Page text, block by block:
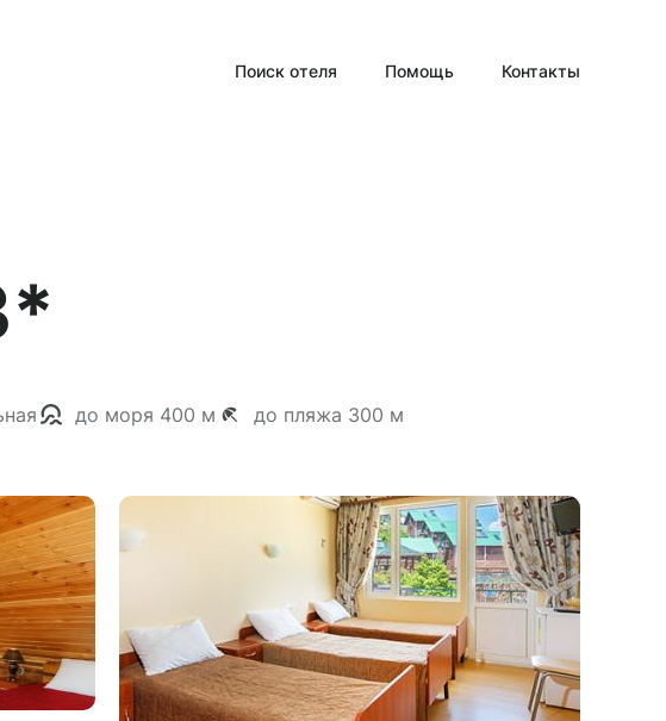
Поиск отеля Помощь Контакты
до моря 400 м
до пляжа 300 м